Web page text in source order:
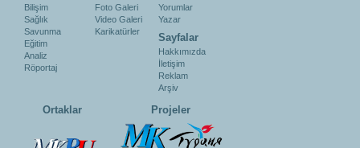
Bilişim
Sağlık
Savunma
Eğitim
Analiz
Röportaj
Foto Galeri
Video Galeri
Karikatürler
Yorumlar
Yazar
Sayfalar
Hakkımızda
İletişim
Reklam
Arşiv
Ortaklar Projeler